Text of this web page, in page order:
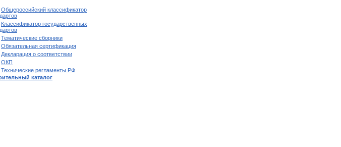
Общероссийский классификатор
Классификатор государственных
Тематические сборники
Обязательная сертификация
Декларация о соответствии
ОКП
Технические регламенты РФ
каталог